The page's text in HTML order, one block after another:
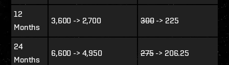
12
Months
3,600 -> 2,700 300-> 225
24
Months
6,600 -> 4,950 275-> 206.25